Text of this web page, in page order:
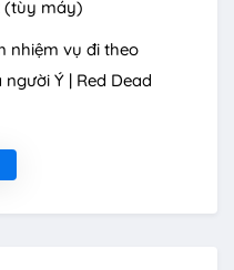
(tùy máy)
nhiệm vụ đi theo
Ý | Red Dead